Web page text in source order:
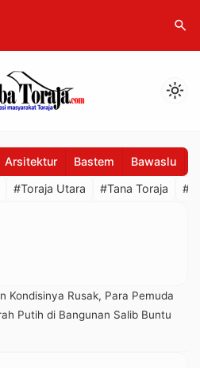
search
light_mode
Arsitektur Bastem Bawaslu
#Toraja Utara #Tana Toraja
Kondisinya Rusak, Para Pemuda
Putih di Bangunan Salib Buntu